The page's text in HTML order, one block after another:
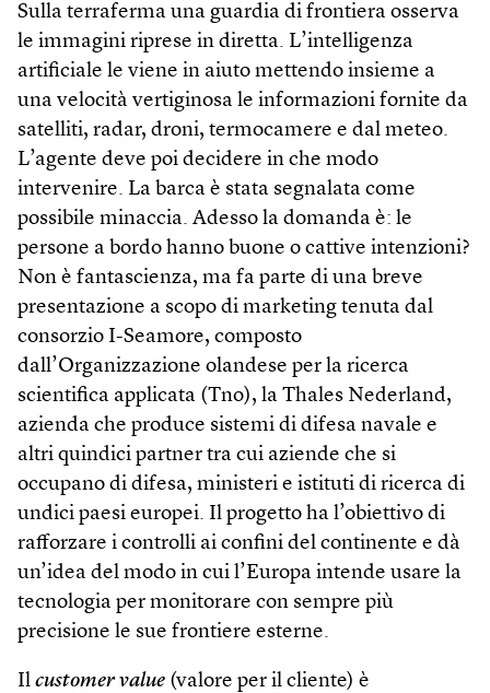
Sulla terraferma una guardia di frontiera osserva
le immagini riprese in diretta. L’intelligenza
artificiale le viene in aiuto mettendo insieme a
una velocità vertiginosa le informazioni fornite da
satelliti, radar, droni, termocamere e dal meteo.
L’agente deve poi decidere in che modo
intervenire. La barca è stata segnalata come
possibile minaccia. Adesso la domanda è: le
persone a bordo hanno buone o cattive intenzioni?
Non è fantascienza, ma fa parte di una breve
presentazione a scopo di marketing tenuta dal
consorzio I-Seamore, composto
dall’Organizzazione olandese per la ricerca
scientifica applicata (Tno), la Thales Nederland,
azienda che produce sistemi di difesa navale e
altri quindici partner tra cui aziende che si
occupano di difesa, ministeri e istituti di ricerca di
undici paesi europei. Il progetto ha l’obiettivo di
rafforzare i controlli ai confini del continente e dà
un’idea del modo in cui l’Europa intende usare la
tecnologia per monitorare con sempre più
precisione le sue frontiere esterne.
Il customer value (valore per il cliente) è